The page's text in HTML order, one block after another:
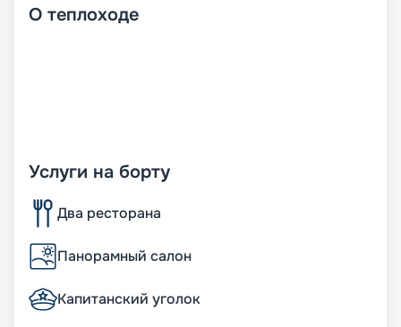
О теплоходе
Услуги на борту
Два ресторана
Панорамный салон
Капитанский уголок